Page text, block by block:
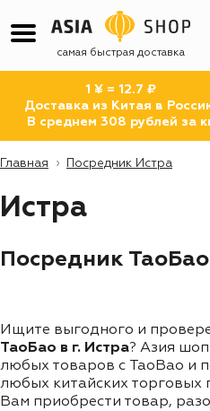
самая быстрая доставка
1 ¥ = 12.7 ₽
Доставка из Китая в
В среднем 308 рублей за
Главная Посредник Истра
Истра
Посредник ТаоБао
Ищите выгодного и
ТаоБао в г. Истра? Азия шоп
любых товаров с TaoBao и
любых китайских
Вам приобрести товар,